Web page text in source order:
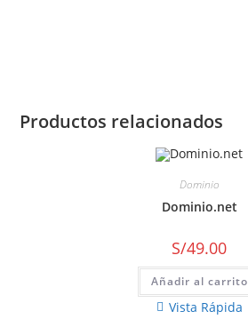
Productos relacionados
Dominio
Dominio.net
S/49.00
Añadir al carrito
Vista Rápida